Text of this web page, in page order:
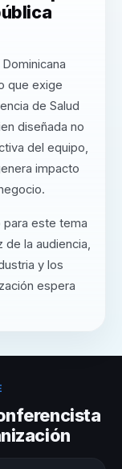
que exige
de Salud
diseñada no
del equipo,
impacto
este tema
la audiencia,
y los
espera